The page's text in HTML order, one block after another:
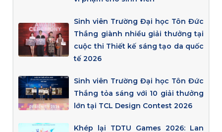
Sinh viên Trường Đại học Tôn Đức
Thắng giành nhiều giải thưởng tại
cuộc thi Thiết kế sáng tạo da quốc
tế 2026
Sinh viên Trường Đại học Tôn Đức
Thắng tỏa sáng với 10 giải thưởng
lớn tại TCL Design Contest 2026
Khép lại TDTU Games 2026: Lan